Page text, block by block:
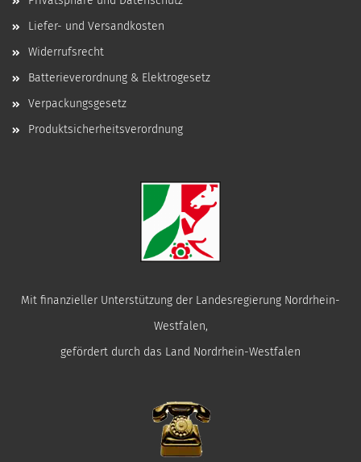
Liefer- und Versandkosten
Widerrufsrecht
Batterieverordnung & Elektrogesetz
Verpackungsgesetz
Produktsicherheitsverordnung
Mit finanzieller Unterstützung der Landesregierung Nordrhein-
Westfalen,
gefördert durch das Land Nordrhein-Westfalen